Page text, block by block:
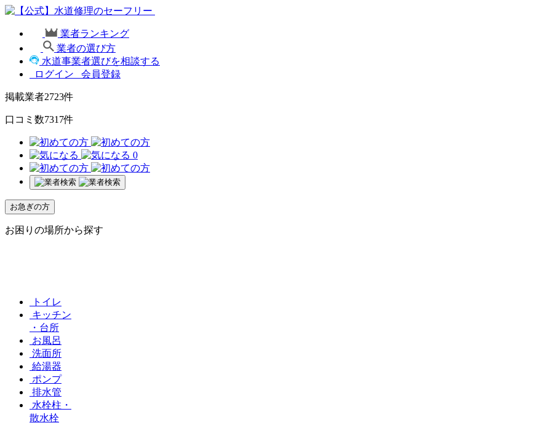
業者ランキング
業者の選び方
水道事業者選びを相談する
ログイン
会員登録
掲載業者2723件
口コミ数7317件
0
お急ぎの方
お困りの場所から探す
トイレ
キッチン
・台所
お風呂
洗面所
給湯器
ポンプ
排水管
水栓柱・
散水栓